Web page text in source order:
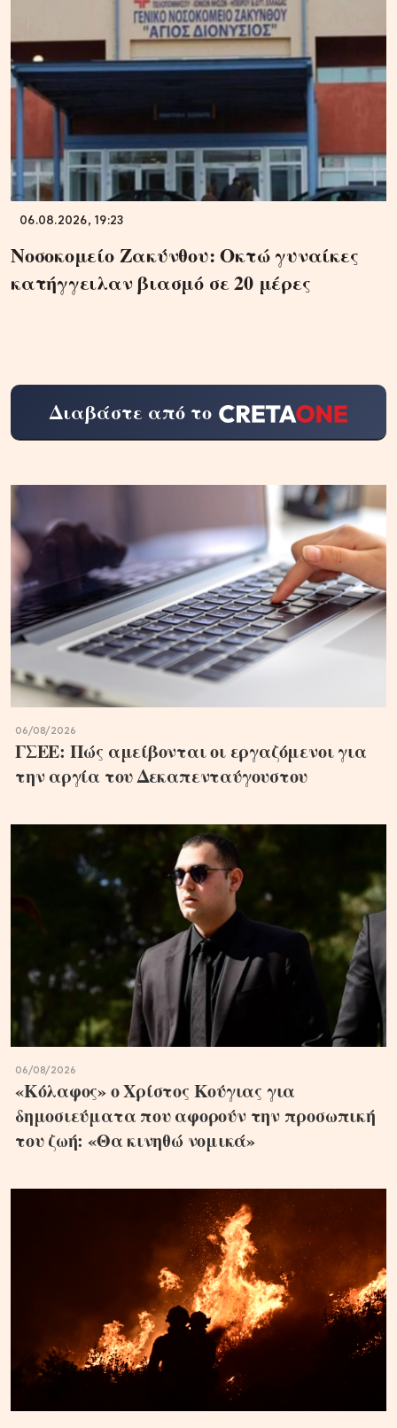
06.08.2026, 19:23
Νοσοκομείο Ζακύνθου: Οκτώ γυναίκες
κατήγγειλαν βιασμό σε 20 μέρες
Διαβάστε από το
06/08/2026
ΓΣΕΕ: Πώς αμείβονται οι εργαζόμενοι για
την αργία του Δεκαπενταύγουστου
06/08/2026
«Κόλαφος» ο Χρίστος Κούγιας για
δημοσιεύματα που αφορούν την προσωπική
του ζωή: «Θα κινηθώ νομικά»